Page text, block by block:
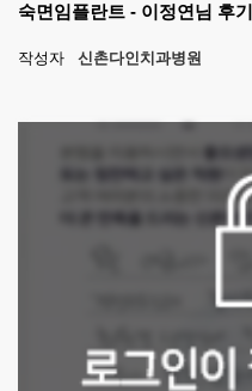
숙면임플란트 - 이정연님 후기
작성자 신촌다인치과병원